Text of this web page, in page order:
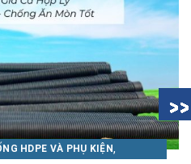
THUẬN PHÁT,TIN NỘI BỘ